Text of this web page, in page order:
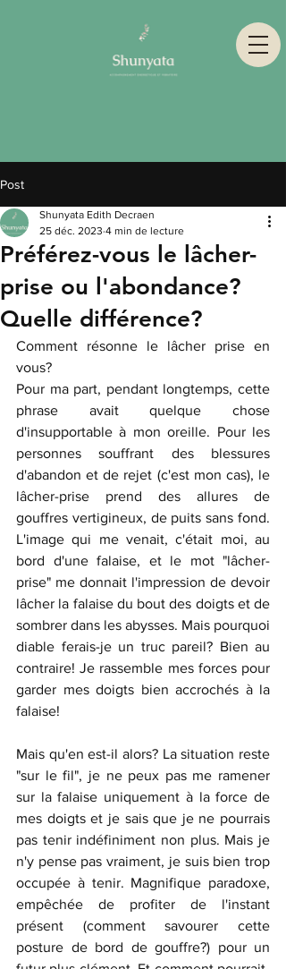
Post
Préférez-vous le lâcher-
prise ou l'abondance?
Quelle différence?
Shunyata Edith Decraen
25 déc. 2023 4 min de lecture
Comment résonne le lâcher prise en
vous?
Pour ma part, pendant longtemps, cette
phrase avait quelque chose
d'insupportable à mon oreille. Pour les
personnes souffrant des blessures
d'abandon et de rejet (c'est mon cas), le
lâcher-prise prend des allures de
gouffres vertigineux, de puits sans fond.
L'image qui me venait, c'était moi, au
bord d'une falaise, et le mot "lâcher-
prise" me donnait l'impression de devoir
lâcher la falaise du bout des doigts et de
sombrer dans les abysses. Mais pourquoi
diable ferais-je un truc pareil? Bien au
contraire! Je rassemble mes forces pour
garder mes doigts bien accrochés à la
falaise!
Mais qu'en est-il alors? La situation reste
"sur le fil", je ne peux pas me ramener
sur la falaise uniquement à la force de
mes doigts et je sais que je ne pourrais
pas tenir indéfiniment non plus. Mais je
n'y pense pas vraiment, je suis bien trop
occupée à tenir. Magnifique paradoxe,
empêchée de profiter de l'instant
présent (comment savourer cette
posture de bord de gouffre?) pour un